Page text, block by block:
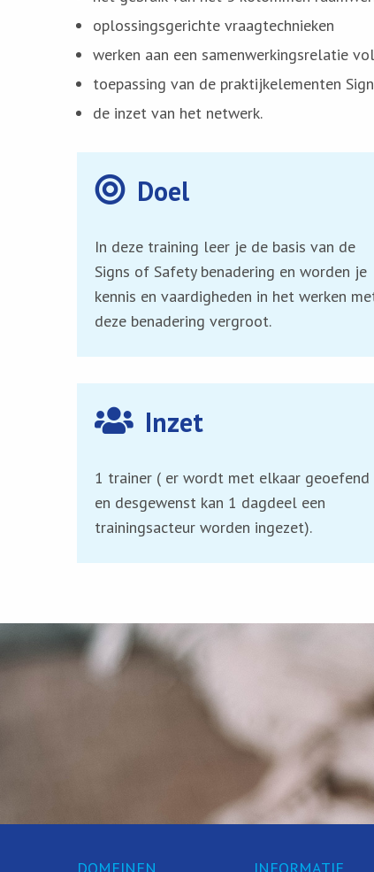
oplossingsgerichte vraagtechnieken
werken aan een samenwerkingsrelatie
toepassing van de praktijkelementen
de inzet van het netwerk.
Doel
In deze training leer je de basis van de
Signs of Safety benadering en worden je
kennis en vaardigheden in het werken
deze benadering vergroot.
Inzet
1 trainer ( er wordt met elkaar geoefend
en desgewenst kan 1 dagdeel een
trainingsacteur worden ingezet).